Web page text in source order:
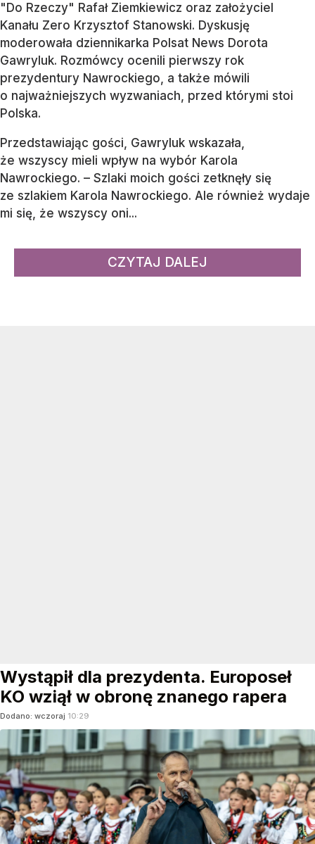
"Do Rzeczy" Rafał Ziemkiewicz oraz założyciel
Kanału Zero Krzysztof Stanowski. Dyskusję
moderowała dziennikarka Polsat News Dorota
Gawryluk. Rozmówcy ocenili pierwszy rok
prezydentury Nawrockiego, a także mówili
o najważniejszych wyzwaniach, przed którymi stoi
Polska.
Przedstawiając gości, Gawryluk wskazała,
że wszyscy mieli wpływ na wybór Karola
Nawrockiego. – Szlaki moich gości zetknęły się
ze szlakiem Karola Nawrockiego. Ale również wydaje
mi się, że wszyscy oni...
CZYTAJ DALEJ
Wystąpił dla prezydenta. Europoseł
KO wziął w obronę znanego rapera
Dodano: wczoraj 10:29